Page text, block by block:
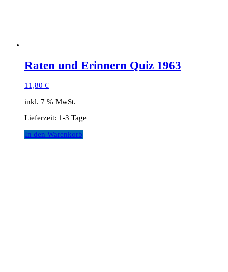
Raten und Erinnern Quiz 1963
11,80 €
inkl. 7 % MwSt.
Lieferzeit: 1-3 Tage
In den Warenkorb